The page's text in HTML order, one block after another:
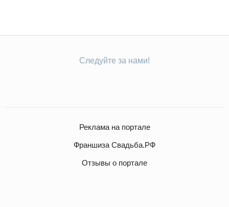
Следуйте за нами!
Реклама на портале
Франшиза Свадьба.РФ
Отзывы о портале